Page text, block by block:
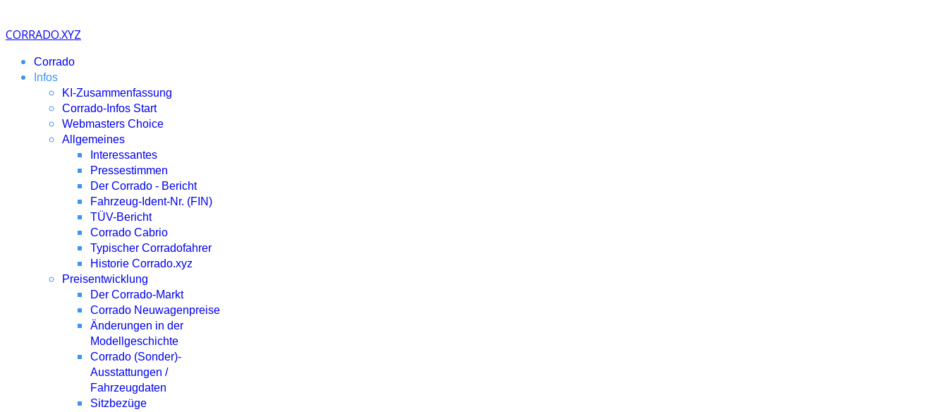
CORRADO.XYZ
Corrado
Infos
KI-Zusammenfassung
Corrado-Infos Start
Webmasters Choice
Allgemeines
Interessantes
Pressestimmen
Der Corrado - Bericht
Fahrzeug-Ident-Nr. (FIN)
TÜV-Bericht
Corrado Cabrio
Typischer Corradofahrer
Historie Corrado.xyz
Preisentwicklung
Der Corrado-Markt
Corrado Neuwagenpreise
Änderungen in der
Modellgeschichte
Corrado (Sonder)-
Ausstattungen /
Fahrzeugdaten
Sitzbezüge